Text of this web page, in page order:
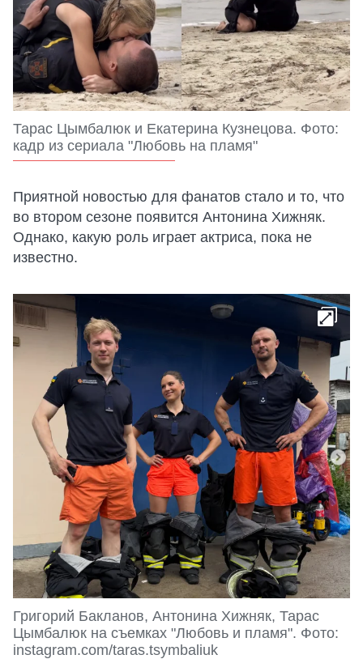
Тарас Цымбалюк и Екатерина Кузнецова. Фото:
кадр из сериала "Любовь на пламя"
Приятной новостью для фанатов стало и то, что
во втором сезоне появится Антонина Хижняк.
Однако, какую роль играет актриса, пока не
известно.
Григорий Бакланов, Антонина Хижняк, Тарас
Цымбалюк на съемках "Любовь и пламя". Фото:
instagram.com/taras.tsymbaliuk